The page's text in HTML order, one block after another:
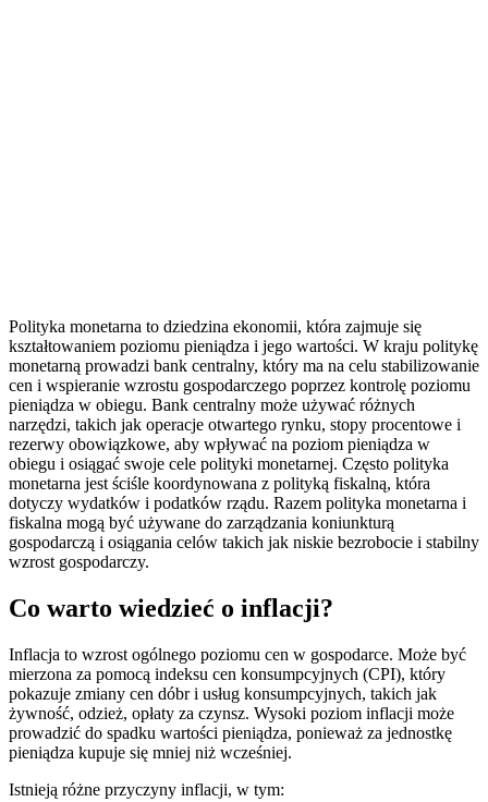
Polityka monetarna to dziedzina ekonomii, która zajmuje się
kształtowaniem poziomu pieniądza i jego wartości. W kraju politykę
monetarną prowadzi bank centralny, który ma na celu stabilizowanie
cen i wspieranie wzrostu gospodarczego poprzez kontrolę poziomu
pieniądza w obiegu. Bank centralny może używać różnych
narzędzi, takich jak operacje otwartego rynku, stopy procentowe i
rezerwy obowiązkowe, aby wpływać na poziom pieniądza w
obiegu i osiągać swoje cele polityki monetarnej. Często polityka
monetarna jest ściśle koordynowana z polityką fiskalną, która
dotyczy wydatków i podatków rządu. Razem polityka monetarna i
fiskalna mogą być używane do zarządzania koniunkturą
gospodarczą i osiągania celów takich jak niskie bezrobocie i stabilny
wzrost gospodarczy.
Co warto wiedzieć o inflacji?
Inflacja to wzrost ogólnego poziomu cen w gospodarce. Może być
mierzona za pomocą indeksu cen konsumpcyjnych (CPI), który
pokazuje zmiany cen dóbr i usług konsumpcyjnych, takich jak
żywność, odzież, opłaty za czynsz. Wysoki poziom inflacji może
prowadzić do spadku wartości pieniądza, ponieważ za jednostkę
pieniądza kupuje się mniej niż wcześniej.
Istnieją różne przyczyny inflacji, w tym: